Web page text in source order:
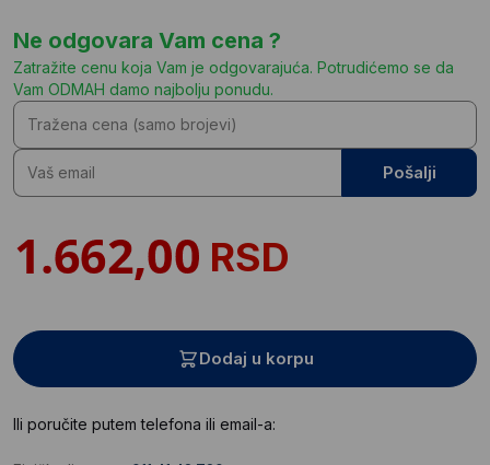
Ne odgovara Vam cena ?
Zatražite cenu koja Vam je odgovarajuća. Potrudićemo se da
Vam ODMAH damo najbolju ponudu.
Pošalji
RSD
Dodaj u korpu
Ili poručite putem telefona ili email-a: